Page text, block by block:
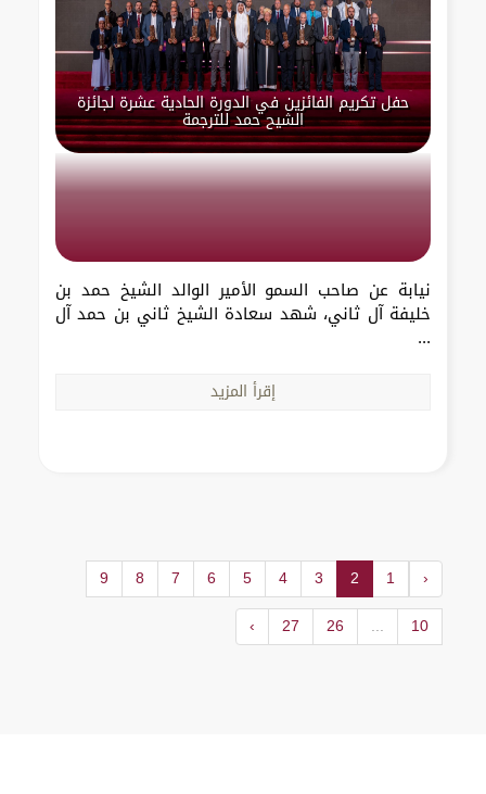
حفل تكريم الفائزين في الدورة الحادية عشرة لجائزة
الشيح حمد للترجمة
نيابة عن صاحب السمو الأمير الوالد الشيخ حمد بن
خليفة آل ثاني، شهد سعادة الشيخ ثاني بن حمد آل
...
إقرأ المزيد
‹
1
2
3
4
5
6
7
8
9
10
...
26
27
›